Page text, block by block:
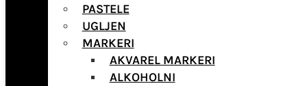
PASTELE
UGLJEN
MARKERI
AKVAREL MARKERI
ALKOHOLNI